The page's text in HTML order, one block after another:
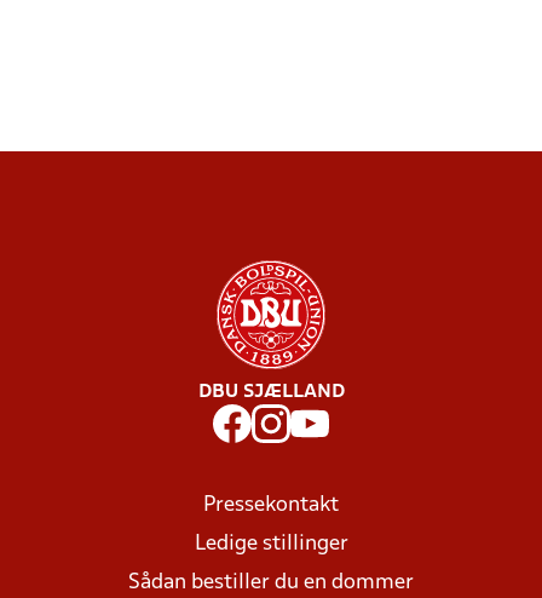
DBU SJÆLLAND
Pressekontakt
Ledige stillinger
Sådan bestiller du en dommer